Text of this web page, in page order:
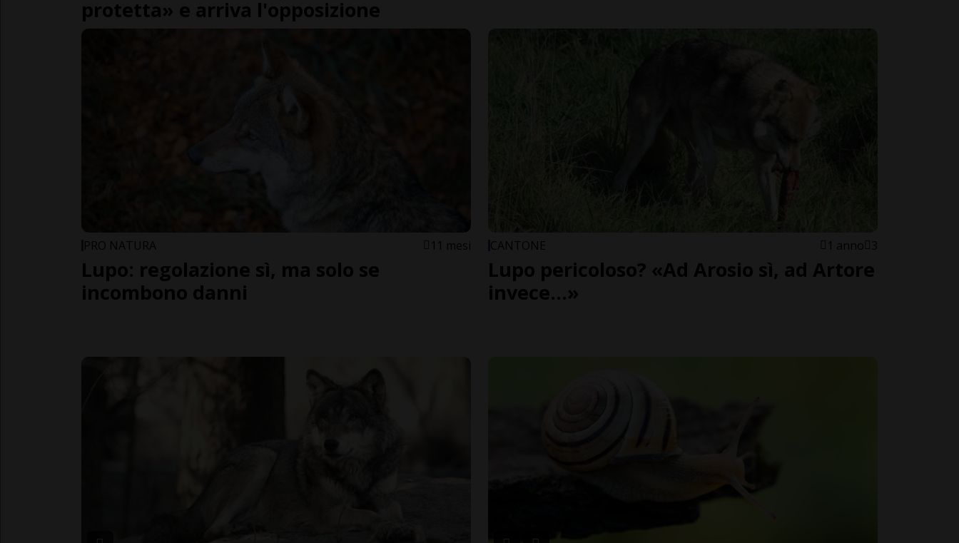
protetta» e arriva l'opposizione
PRO NATURA 11 mesi
Lupo: regolazione sì, ma solo se
incombono danni
CANTONE 1 anno 3
Lupo pericoloso? «Ad Arosio sì, ad Artore
invece...»